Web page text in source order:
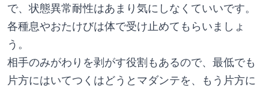
で、状態異常耐性はあまり気にしなくていいです。
各種息やおたけびは体で受け止めてもらいましょ
う。
相手のみがわりを剥がす役割もあるので、最低でも
片方にはいてつくはどうとマダンテを、もう片方に